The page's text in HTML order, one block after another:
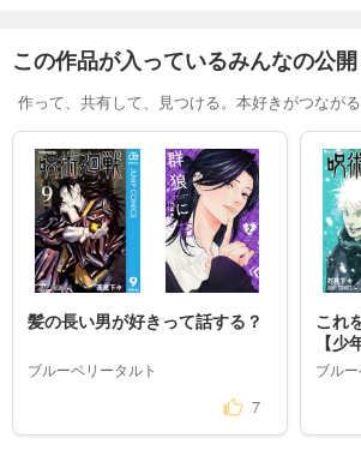
この作品が入っているみんなの公
作って、共有して、見つける。本好きがつなが
髪の長い男が好きって話する？
ブルーベリータルト
7
これ
【少
ブル